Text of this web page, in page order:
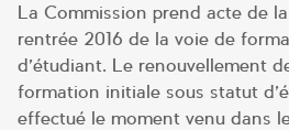
La Commission prend acte de
rentrée 2016 de la voie de
d’étudiant. Le renouvellement
formation initiale sous statut
effectué le moment venu dans